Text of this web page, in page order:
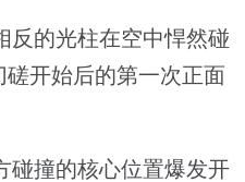
的光柱在空中悍然碰
开始后的第一次正面
撞的核心位置爆发开